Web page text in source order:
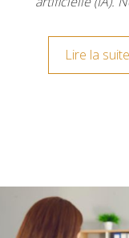
Lire la suite